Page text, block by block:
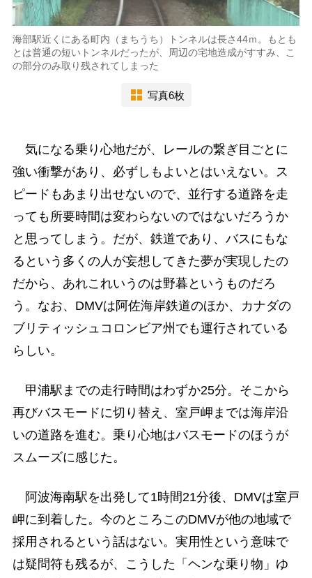
海部駅近くにある町内（まちうち）トンネルは長さ44ｍ。もとも
とは普通の短いトンネルだったが、周辺の宅地造成がすすみ、こ
の部分のみ取り残されてしまった
写真6枚
気になる乗り心地だが、レールの繋ぎ目ごとに
強い衝撃があり、必ずしもよいとはいえない。ス
ピードもあまり出せないので、並行する道路を走
っても所要時間は変わらないのではないだろうか
と思ってしまう。だが、鉄道であり、バスにもな
るという多くの人が妄想してきた夢が実現したの
だから、あれこれいうのは野暮というものだろ
う。なお、DMVは阿佐海岸鉄道のほか、カナダの
ブリティッシュコロンビア州でも運行されている
らしい。
甲浦駅までの走行時間はわずか25分。そこから
再びバスモードに切り替え、室戸岬までは海岸沿
いの道路を進む。乗り心地はバスモードのほうが
スムーズに感じた。
阿波海南駅を出発して1時間21分後、DMVは室戸
岬に到着した。今のところこのDMVが他の地域で
採用されるという話はない。実用性という意味で
は疑問符も残るが、こうした「ヘンな乗り物」ゆ